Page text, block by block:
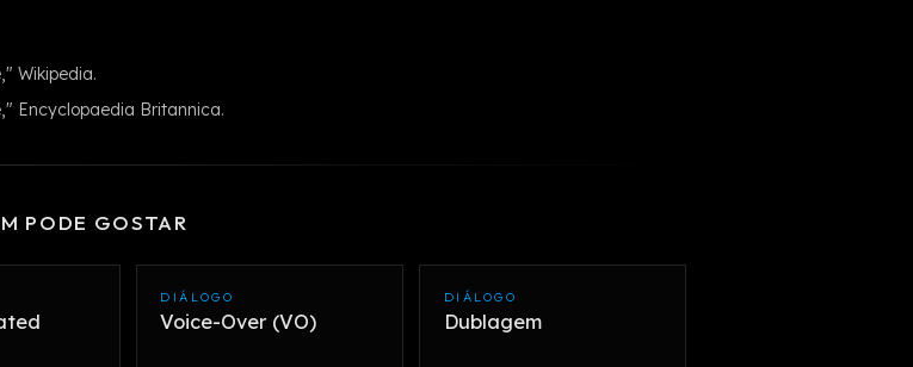
Wikipedia.
Encyclopaedia Britannica.
PODE GOSTAR
DIÁLOGO
Voice-Over (VO)
DIÁLOGO
Dublagem